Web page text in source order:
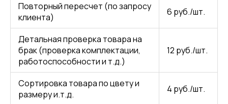
Повторный пересчет (по запросу
клиента)
6 руб./шт.
Детальная проверка товара на
брак (проверка комплектации,
работоспособности и т.д.)
12 руб./шт.
Сортировка товара по цвету и
размеру и.т.д.
4 руб./шт.